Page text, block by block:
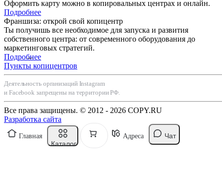
Оформить карту можно в копировальных центрах и онлайн.
Подробнее
Франшиза: открой свой копицентр
Ты получишь все необходимое для запуска и развития
собственного центра: от современного оборудования до
маркетинговых стратегий.
Подробнее
Пункты копицентров
Деятельность организаций Instagram
и Facebook запрещены на территории РФ.
Все права защищены. © 2012 - 2026 COPY.RU
Разработка сайта
Главная
Каталог
Адреса Чат